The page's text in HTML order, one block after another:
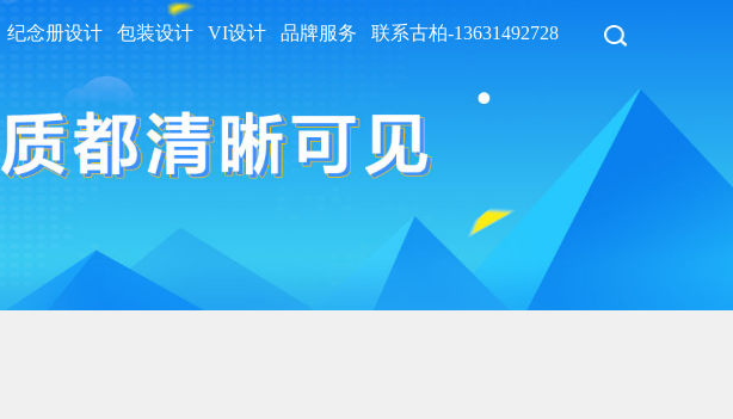
纪念册设计 包装设计 VI设计 品牌服务 联系古柏-13631492728